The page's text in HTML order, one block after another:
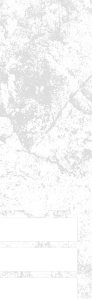
Darüber hinaus
Welt des Muay Thai